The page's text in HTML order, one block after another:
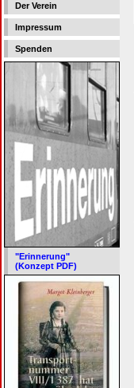
Der Verein
Impressum
Spenden
"Erinnerung"
(Konzept PDF)